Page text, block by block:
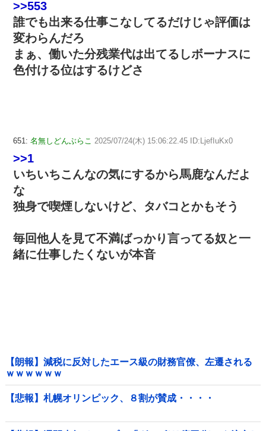
>>553
誰でも出来る仕事こなしてるだけじゃ評価は
変わらんだろ
まぁ、働いた分残業代は出てるしボーナスに
色付ける位はするけどさ
651: 名無しどんぶらこ 2025/07/24(木) 15:06:22.45 ID:LjefIuKx0
>>1
いちいちこんなの気にするから馬鹿なんだよ
な
独身で喫煙しないけど、タバコとかもそう
毎回他人を見て不満ばっかり言ってる奴と一
緒に仕事したくないが本音
【朗報】減税に反対したエース級の財務官僚、左遷される
ｗｗｗｗｗｗ
【悲報】札幌オリンピック、８割が賛成・・・・